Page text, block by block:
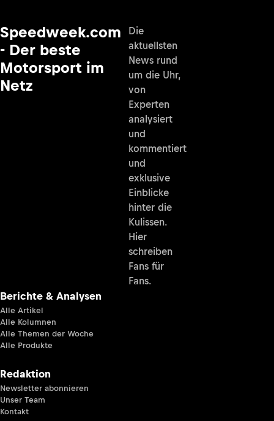
Speedweek.com
- Der beste
Motorsport im
Netz
Die
aktuellsten
News rund
um die Uhr,
von
Experten
analysiert
und
kommentiert
und
exklusive
Einblicke
hinter die
Kulissen.
Hier
schreiben
Fans für
Fans.
Berichte & Analysen
Alle Artikel
Alle Kolumnen
Alle Themen der Woche
Alle Produkte
Redaktion
Newsletter abonnieren
Unser Team
Kontakt